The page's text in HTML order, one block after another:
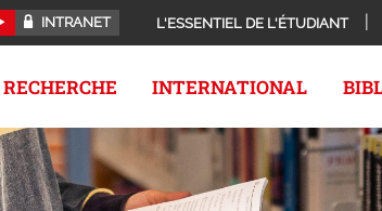
INTRANET L'ESSENTIEL DE L'ÉTUDIANT
RECHERCHE INTERNATIONAL